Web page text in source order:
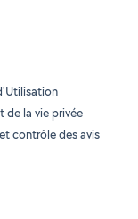
de la vie privée
contrôle des avis